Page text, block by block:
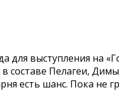
для выступления на
в составе Пелагеи,
есть шанс. Пока не